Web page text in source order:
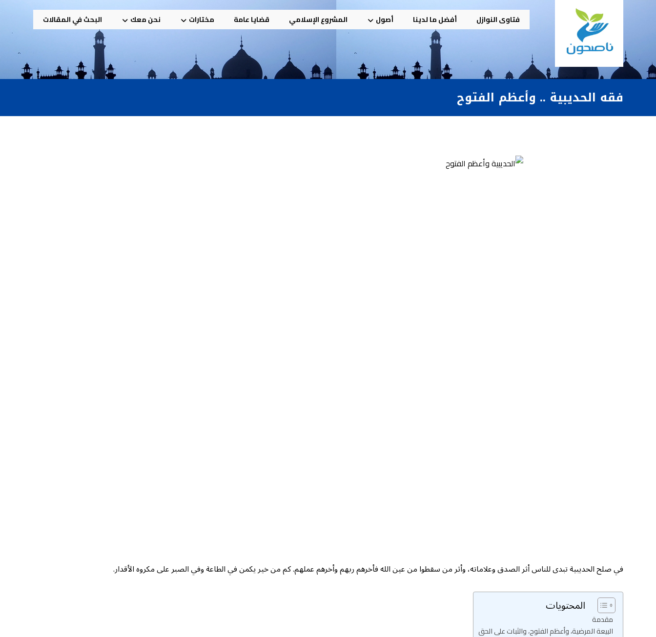
فتاوى النوازل أفضل ما لدينا أصول المشروع الإسلامي قضايا عامة مختارات نحن معك البحث في المقالات
فقه الحديبية .. وأعظم الفتوح
في صلح الحديبية تبدى للناس أثر الصدق وعلاماته، وأثر من سقطوا من عين الله فأخرهم ربهم وأخرهم عملهم. كم من خير يكمن في الطاعة وفي الصبر على مكروه الأقدار.
المحتويات
مقدمة
البيعة المرضية، وأعظم الفتوح، والثبات على الحق